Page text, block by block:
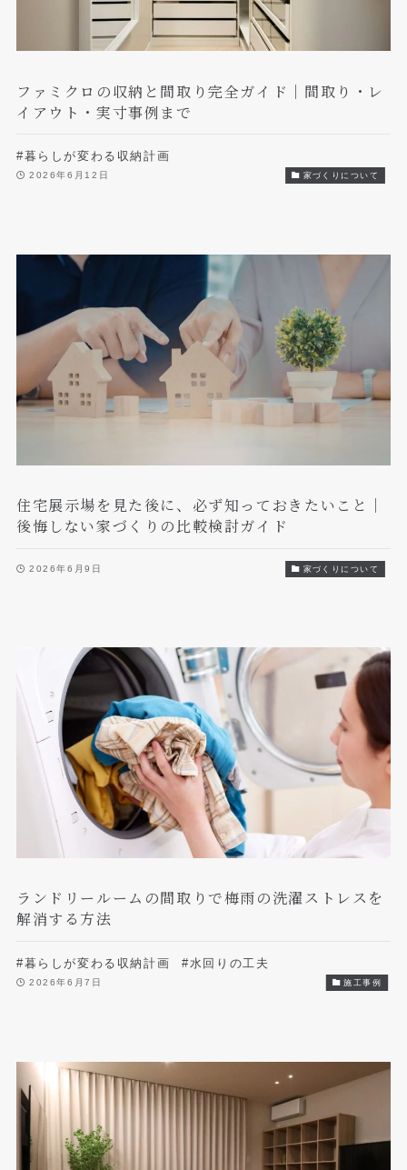
ファミクロの収納と間取り完全ガイド｜間取り・レ
イアウト・実寸事例まで
#暮らしが変わる収納計画
2026年6月12日 家づくりについて
住宅展示場を見た後に、必ず知っておきたいこと｜
後悔しない家づくりの比較検討ガイド
2026年6月9日 家づくりについて
ランドリールームの間取りで梅雨の洗濯ストレスを
解消する方法
#暮らしが変わる収納計画 #水回りの工夫
2026年6月7日 施工事例